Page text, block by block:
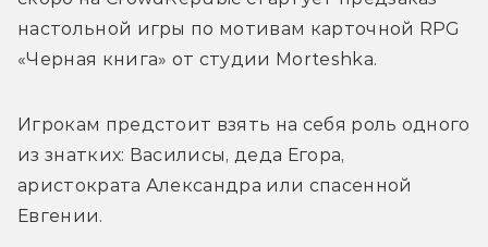
настольной игры по мотивам карточной RPG
«Черная книга» от студии Morteshka.
Игрокам предстоит взять на себя роль одного
из знатких: Василисы, деда Егора,
аристократа Александра или спасенной
Евгении.